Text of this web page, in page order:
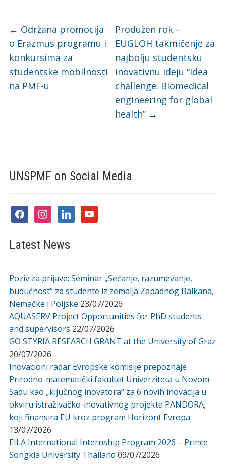
← Održana promocija
o Erazmus programu i
konkursima za
studentske mobilnosti
na PMF-u
Produžen rok –
EUGLOH takmičenje za
najbolju studentsku
inovativnu ideju “Idea
challenge: Biomedical
engineering for global
health” →
UNSPMF on Social Media
facebookinstagramlinkedinyoutube
Latest News
Poziv za prijave: Seminar „Sećanje, razumevanje,
budućnost“ za studente iz zemalja Zapadnog Balkana,
Nemačke i Poljske 23/07/2026
AQUASERV Project Opportunities for PhD students
and supervisors 22/07/2026
GO STYRIA RESEARCH GRANT at the University of Graz
20/07/2026
Inovacioni radar Evropske komisije prepoznaje
Prirodno-matematički fakultet Univerziteta u Novom
Sadu kao „ključnog inovatora“ za 6 novih inovacija u
okviru istraživačko-inovativnog projekta PANDORA,
koji finansira EU kroz program Horizont Evropa
13/07/2026
EILA International Internship Program 2026 – Prince
Songkla University Thailand 09/07/2026